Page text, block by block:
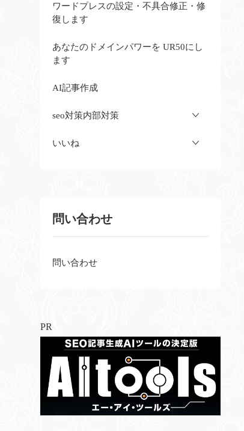
ワードプレスの設定・不具合修正・修
復します
あなたのドメインパワーを UR50にし
ます
AI記事作成
seo対策内部対策
いいね
問い合わせ
問い合わせ
PR